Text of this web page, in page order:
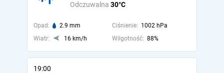
Odczuwalna 30°C
Opad: 2.9 mm Ciśnienie: 1002 hPa
Wiatr:
16 km/h Wilgotność: 88%
19:00